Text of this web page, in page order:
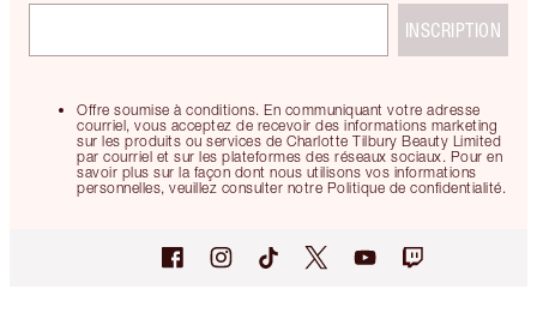
Offre soumise à conditions. En communiquant votre adresse
courriel, vous acceptez de recevoir des informations marketing
sur les produits ou services de Charlotte Tilbury Beauty Limited
par courriel et sur les plateformes des réseaux sociaux. Pour en
savoir plus sur la façon dont nous utilisons vos informations
personnelles, veuillez consulter notre Politique de confidentialité.
INSCRIPTION